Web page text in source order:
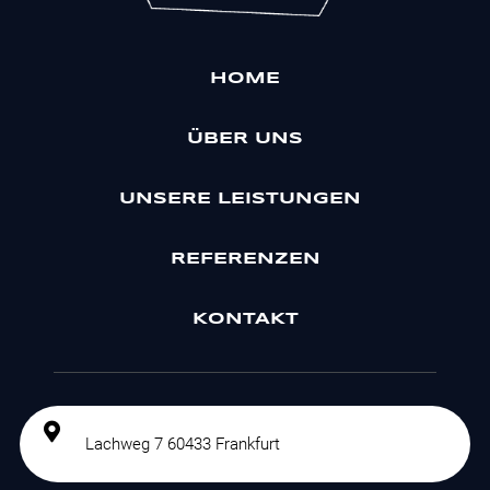
HOME
ÜBER UNS
UNSERE LEISTUNGEN
REFERENZEN
KONTAKT
Lachweg 7 60433 Frankfurt